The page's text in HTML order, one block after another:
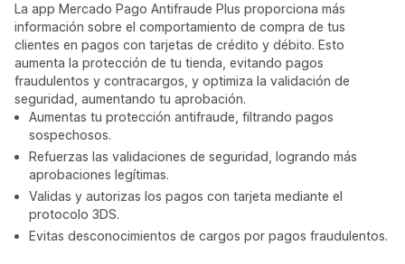
La app Mercado Pago Antifraude Plus proporciona más
información sobre el comportamiento de compra de tus
clientes en pagos con tarjetas de crédito y débito. Esto
aumenta la protección de tu tienda, evitando pagos
fraudulentos y contracargos, y optimiza la validación de
seguridad, aumentando tu aprobación.
Aumentas tu protección antifraude, filtrando pagos
sospechosos.
Refuerzas las validaciones de seguridad, logrando más
aprobaciones legítimas.
Validas y autorizas los pagos con tarjeta mediante el
protocolo 3DS.
Evitas desconocimientos de cargos por pagos fraudulentos.